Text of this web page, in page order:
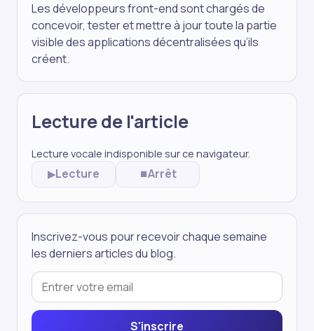
Les développeurs front-end sont chargés de
concevoir, tester et mettre à jour toute la partie
visible des applications décentralisées qu’ils
créent.
Lecture de l'article
Lecture vocale indisponible sur ce navigateur.
▶Lecture ⏹Arrêt
Inscrivez-vous pour recevoir chaque semaine
les derniers articles du blog.
S'inscrire